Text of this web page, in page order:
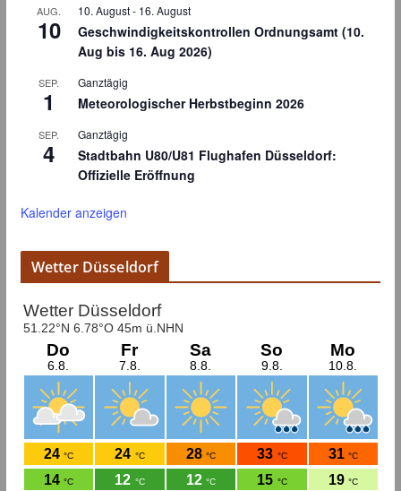
AUG.
10
10. August- 16. August
Geschwindigkeitskontrollen Ordnungsamt (10.
Aug bis 16. Aug 2026)
SEP.
1
Ganztägig
Meteorologischer Herbstbeginn 2026
SEP.
4
Ganztägig
Stadtbahn U80/U81 Flughafen Düsseldorf:
Offizielle Eröffnung
Kalender anzeigen
Wetter Düsseldorf